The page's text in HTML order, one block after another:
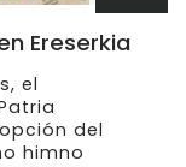
Ereserkia
el
del
himno